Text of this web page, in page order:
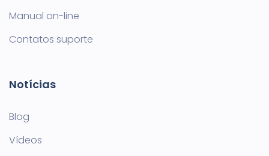
Manual on-line
Contatos suporte
Notícias
Blog
Vídeos